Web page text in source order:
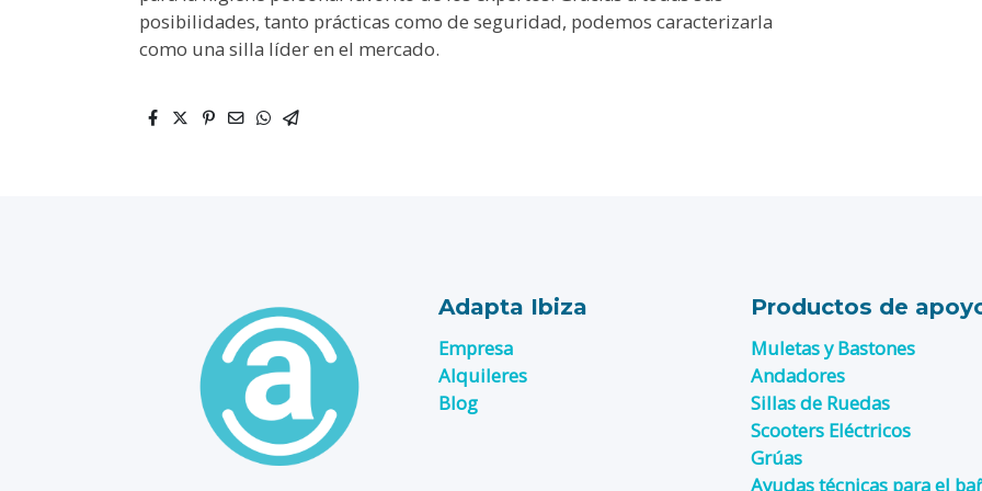
posibilidades, tanto prácticas como de seguridad, podemos caracterizarla
como una silla líder en el mercado.
Adapta Ibiza
Empresa
Alquileres
Blog
Productos de
Muletas y Bastones
Andadores
Sillas de Ruedas
Scooters Eléctricos
Grúas
Ayudas técnicas para el